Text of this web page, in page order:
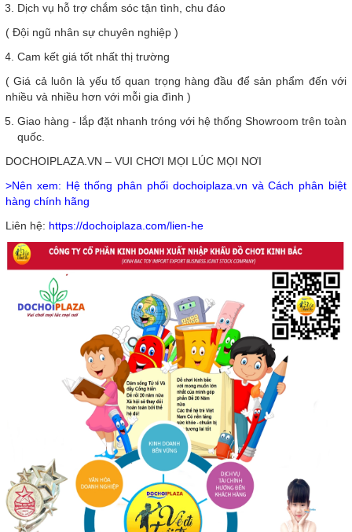
Dịch vụ hỗ trợ chắm sóc tận tình, chu đáo
( Đội ngũ nhân sự chuyên nghiệp )
Cam kết giá tốt nhất thị trường
( Giá cả luôn là yếu tố quan trọng hàng đầu để sản phẩm đến với
nhiều và nhiều hơn với mỗi gia đình )
Giao hàng - lắp đặt nhanh tróng với hệ thống Showroom trên toàn
quốc.
DOCHOIPLAZA.VN – VUI CHƠI MỌI LÚC MỌI NƠI
>Nên xem: Hệ thống phân phối dochoiplaza.vn và Cách phân biệt
hàng chính hãng
Liên hệ: https://dochoiplaza.com/lien-he